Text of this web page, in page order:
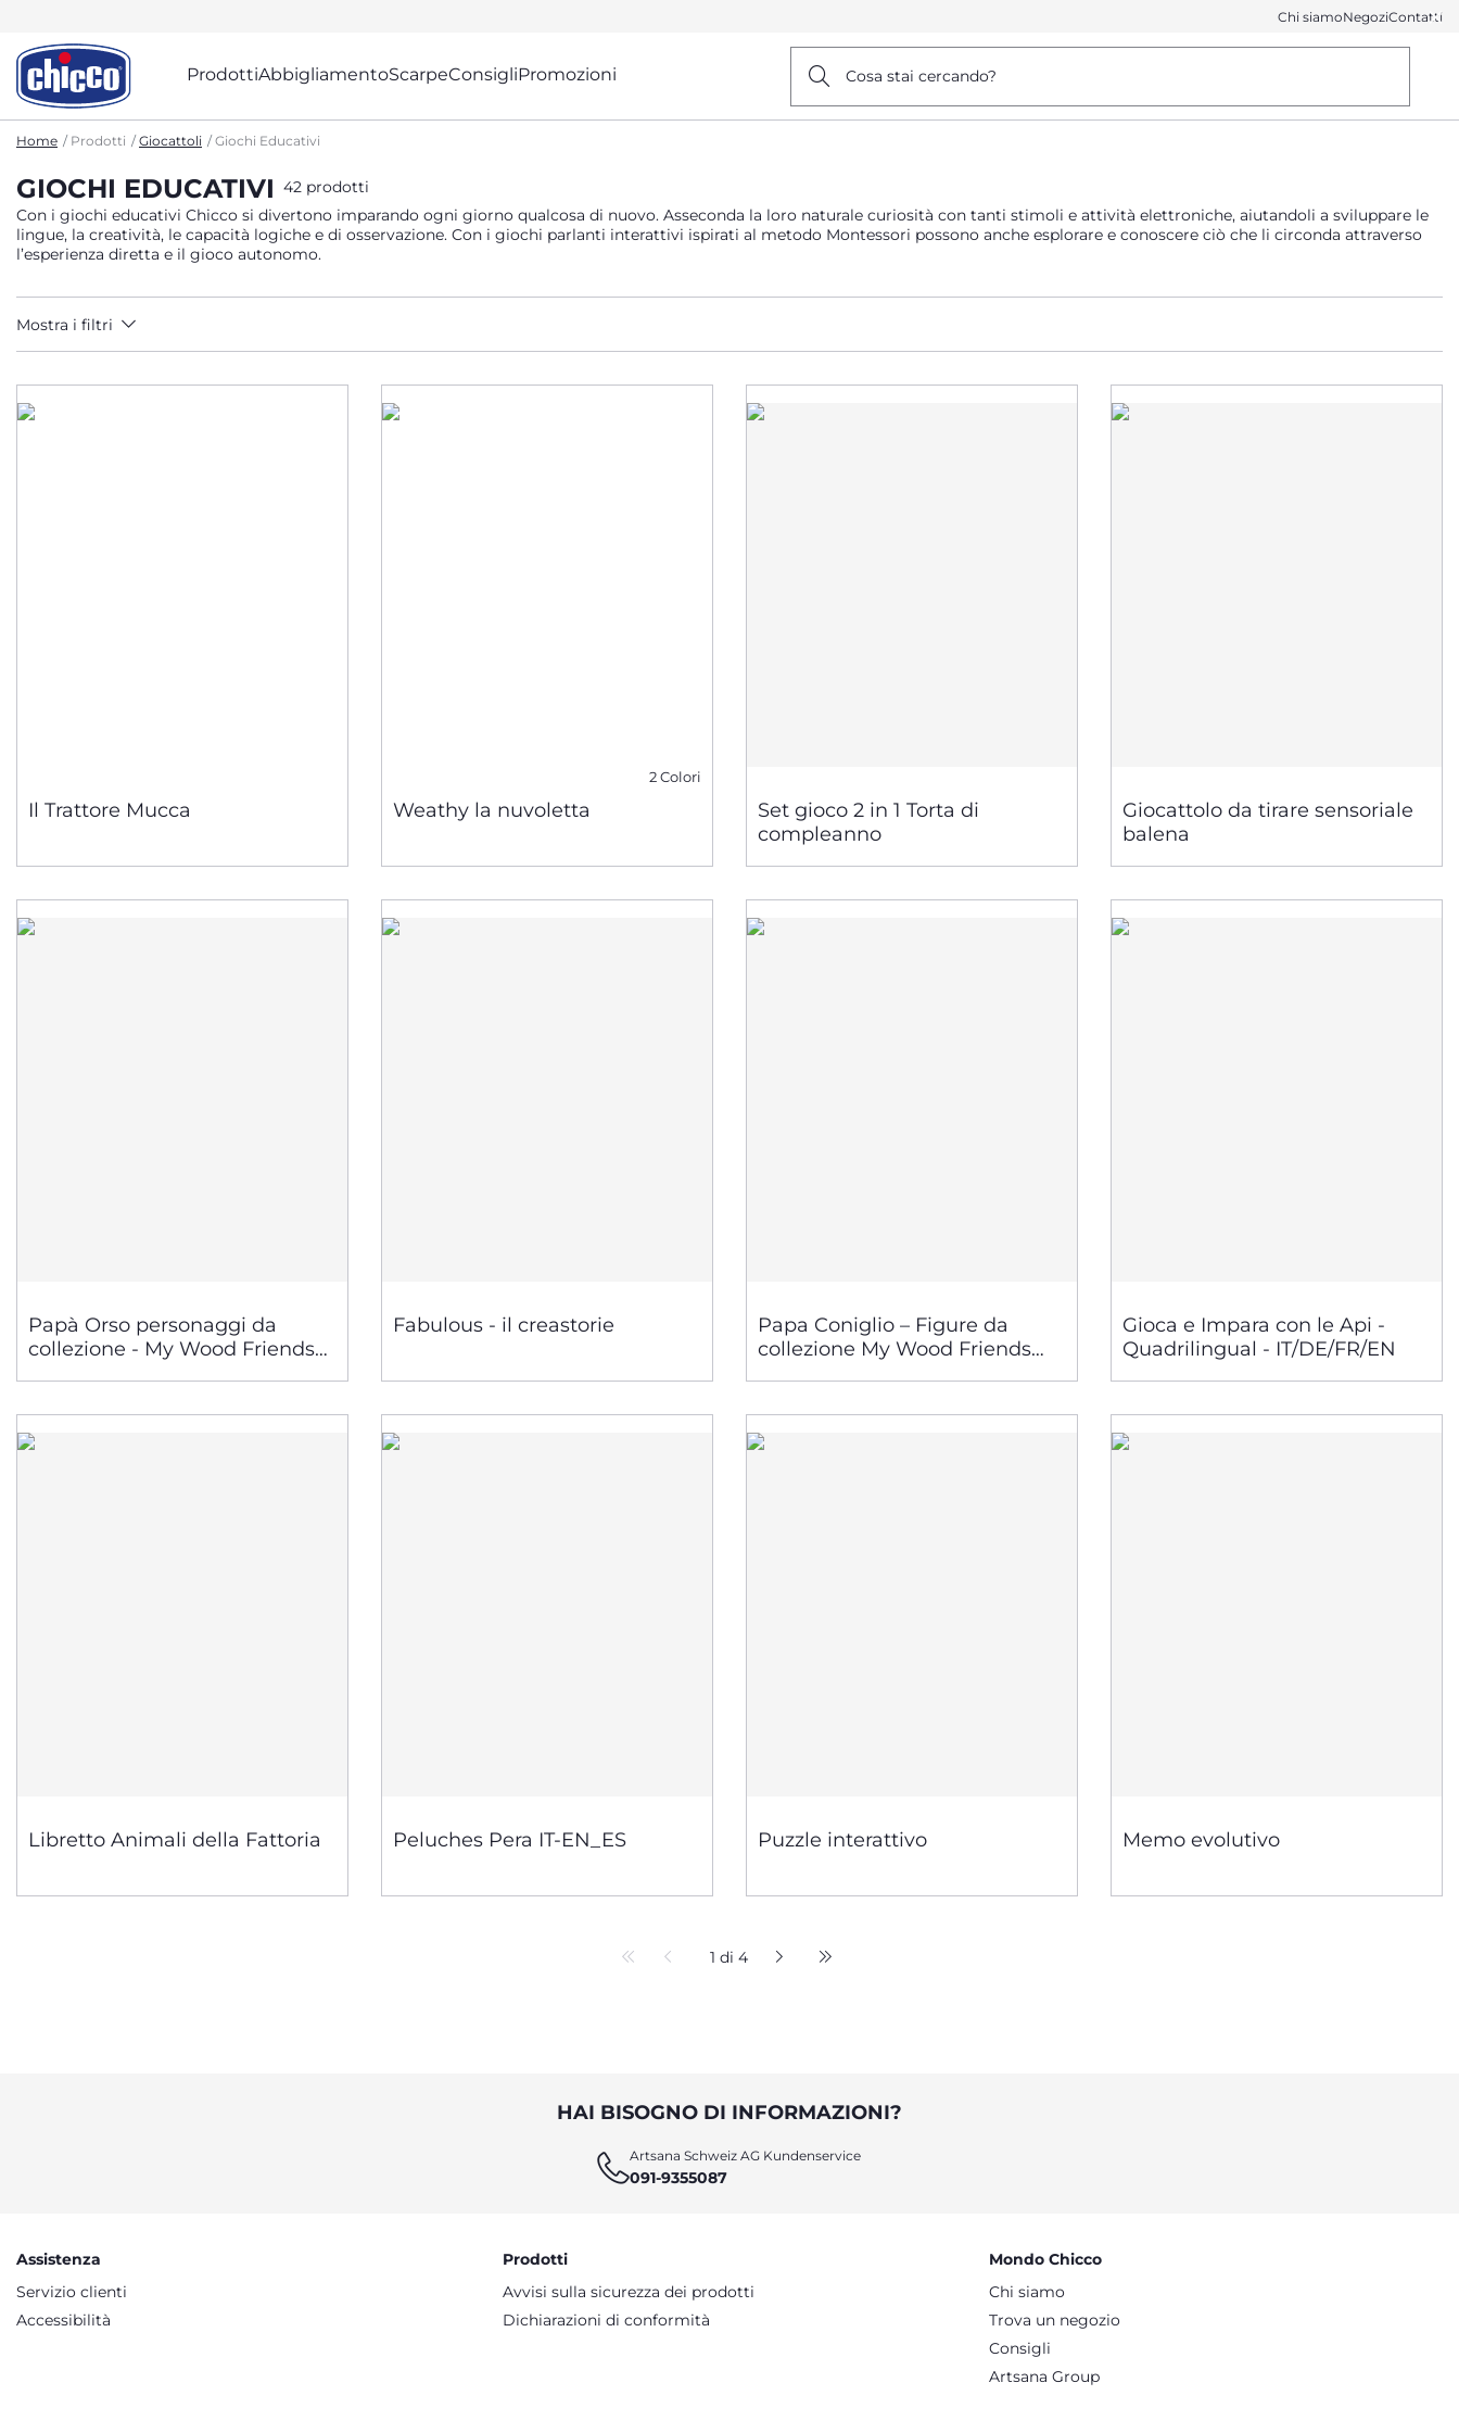
Chi siamoNegoziContatti
ProdottiAbbigliamentoScarpeConsigliPromozioni Cosa stai cercando?
Home Prodotti Giocattoli Giochi Educativi
GIOCHI EDUCATIVI 42 prodotti
Con i giochi educativi Chicco si divertono imparando ogni giorno qualcosa di nuovo. Asseconda la loro naturale curiosità con tanti stimoli e attività elettroniche, aiutandoli a sviluppare le
lingue, la creatività, le capacità logiche e di osservazione. Con i giochi parlanti interattivi ispirati al metodo Montessori possono anche esplorare e conoscere ciò che li circonda attraverso
l’esperienza diretta e il gioco autonomo.
Mostra i filtri
Il Trattore Mucca
2 Colori
Weathy la nuvoletta
Set gioco 2 in 1 Torta di
compleanno
Giocattolo da tirare sensoriale
balena
Papà Orso personaggi da
collezione - My Wood Friends
Fabulous - il creastorie
Papa Coniglio – Figure da
collezione My Wood Friends
Gioca e Impara con le Api -
Quadrilingual - IT/DE/FR/EN
Libretto Animali della Fattoria Peluches Pera IT-EN_ES Puzzle interattivo Memo evolutivo
1 di 4
HAI BISOGNO DI INFORMAZIONI?
Artsana Schweiz AG Kundenservice
091-9355087
Assistenza
Servizio clienti
Accessibilità
Prodotti
Avvisi sulla sicurezza dei prodotti
Dichiarazioni di conformità
Mondo Chicco
Chi siamo
Trova un negozio
Consigli
Artsana Group